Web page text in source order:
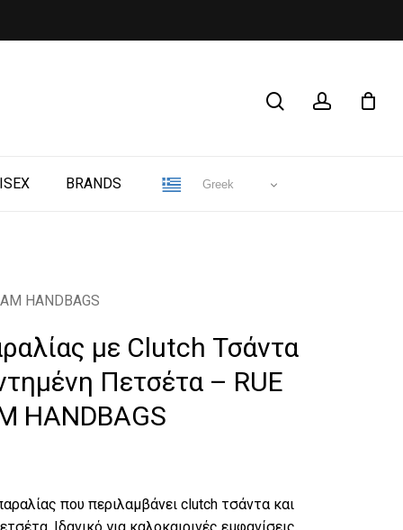
BRANDS Greek
CLOSE
HANDBAGS
με Clutch Τσάντα
Πετσέτα – RUE
HANDBAGS
που περιλαμβάνει clutch τσάντα και